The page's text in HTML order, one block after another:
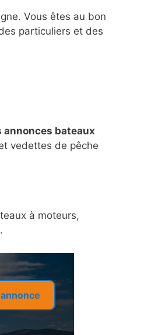
Vous êtes au bon
particuliers et des
annonces bateaux
vedettes de pêche
à moteurs,